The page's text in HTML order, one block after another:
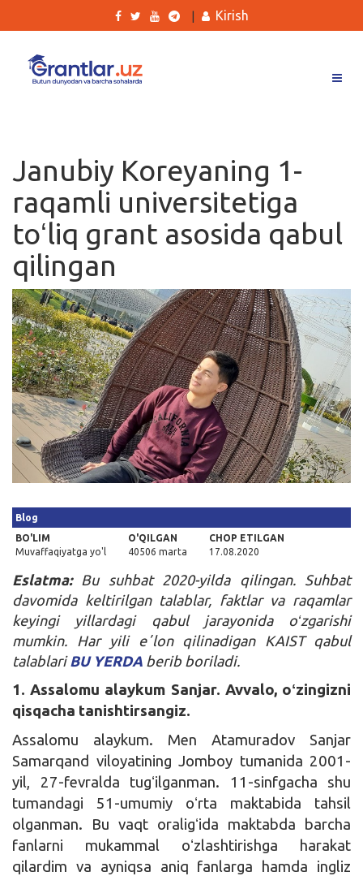
Ishlar
Kurslar
Blog
Yana
Qidirish
Kirish
Kirish
Janubiy Koreyaning 1-
raqamli universitetiga
toʻliq grant asosida qabul
qilingan
Blog
BO'LIM
Muvaffaqiyatga yo'l
O'QILGAN
40506 marta
CHOP ETILGAN
17.08.2020
Eslatma:Bu suhbat 2020-yilda qilingan. Suhbat
davomida keltirilgan talablar, faktlar va raqamlar
keyingi yillardagi qabul jarayonida oʻzgarishi
mumkin. Har yili eʼlon qilinadigan KAIST qabul
talablari BU YERDA berib boriladi.
1. Assalomu alaykum Sanjar. Avvalo, oʻzingizni
qisqacha tanishtirsangiz.
Assalomu alaykum. Men Atamuradov Sanjar
Samarqand viloyatining Jomboy tumanida 2001-
yil, 27-fevralda tugʻilganman. 11-sinfgacha shu
tumandagi 51-umumiy oʻrta maktabida tahsil
olganman. Bu vaqt oraligʻida maktabda barcha
fanlarni mukammal oʻzlashtirishga harakat
qilardim va ayniqsa aniq fanlarga hamda ingliz